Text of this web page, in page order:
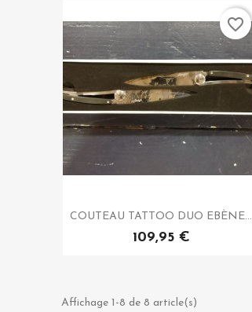
COUTEAU TATTOO DUO EBÈNE...
109,95 €
favorite_border
Affichage 1-8 de 8 article(s)